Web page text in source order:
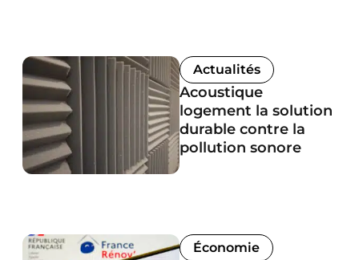
Actualités
Acoustique
logement la solution
durable contre la
pollution sonore
Économie